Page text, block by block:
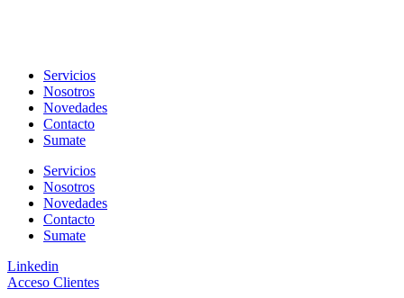
Servicios
Nosotros
Novedades
Contacto
Sumate
Servicios
Nosotros
Novedades
Contacto
Sumate
Linkedin
Acceso Clientes